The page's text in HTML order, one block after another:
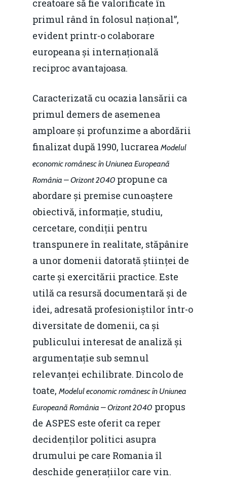
creatoare să fie valorificate în
primul rând în folosul național”,
evident printr-o colaborare
europeana și internațională
reciproc avantajoasa.
Caracterizată cu ocazia lansării ca
primul demers de asemenea
amploare și profunzime a abordării
finalizat după 1990, lucrarea Modelul
economic românesc în Uniunea Europeană
România – Orizont 2040 propune ca
abordare și premise cunoaștere
obiectivă, informație, studiu,
cercetare, condiții pentru
transpunere în realitate, stăpânire
a unor domenii datorată științei de
carte și exercitării practice. Este
utilă ca resursă documentară și de
idei, adresată profesioniștilor într-o
diversitate de domenii, ca și
publicului interesat de analiză și
argumentație sub semnul
relevanței echilibrate. Dincolo de
toate, Modelul economic românesc în Uniunea
Europeană România – Orizont 2040 propus
de ASPES este oferit ca reper
decidenților politici asupra
drumului pe care Romania îl
deschide generațiilor care vin.
Home
Noutăți
Despre
Foto
Modelul economic
România – orizont
resurselor naturale
concurenţă.
Soluții de
IMM
Rolul băncilor în
IMM
Redresare vs.
Fiscalitate pentru o
Durabilă
Decembrie 2015
Mai 2015
Energia
Construcții și
pentru o Românie
Video
Politici Europene în
Economie
Video Forum Marea
Piața gazelor naturale:
predictibilitate,
concurență.
EM360 Talk
Contact
Burse pentru
Contact
Daniel Apostol
Email: